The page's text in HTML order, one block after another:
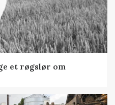
et røgslør om